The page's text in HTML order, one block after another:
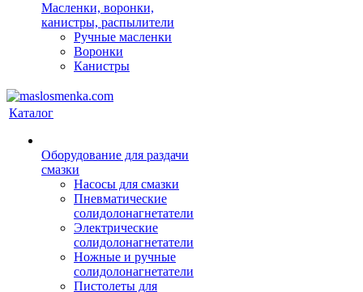
Масленки, воронки,
канистры, распылители
Ручные масленки
Воронки
Канистры
Каталог
Оборудование для раздачи
смазки
Насосы для смазки
Пневматические
солидолонагнетатели
Электрические
солидолонагнетатели
Ножные и ручные
солидолонагнетатели
Пистолеты для